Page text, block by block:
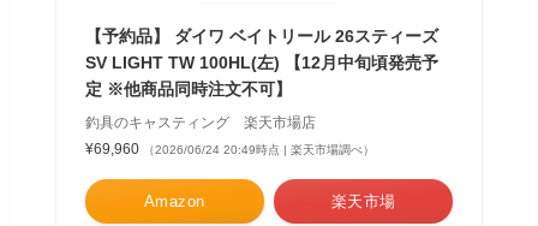
【予約品】 ダイワ ベイトリール 26スティーズ
SV LIGHT TW 100HL(左) 【12月中旬頃発売予
定 ※他商品同時注文不可】
釣具のキャスティング 楽天市場店
¥69,960
（2026/06/24 20:49時点 | 楽天市場調べ）
Amazon 楽天市場